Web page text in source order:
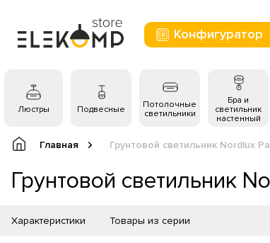
Конфигуратор
Люстры Подвесные
Потолочные
светильники
Бра и
светильник
настенный
Главная Грунтовой светильник Nordlux
Грунтовой светильник
Характеристики Товары из серии